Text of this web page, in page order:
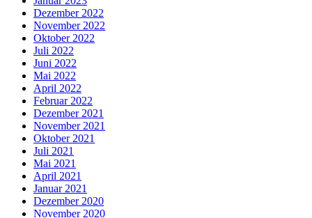
Dezember 2022
November 2022
Oktober 2022
Juli 2022
Juni 2022
Mai 2022
April 2022
Februar 2022
Dezember 2021
November 2021
Oktober 2021
Juli 2021
Mai 2021
April 2021
Januar 2021
Dezember 2020
November 2020